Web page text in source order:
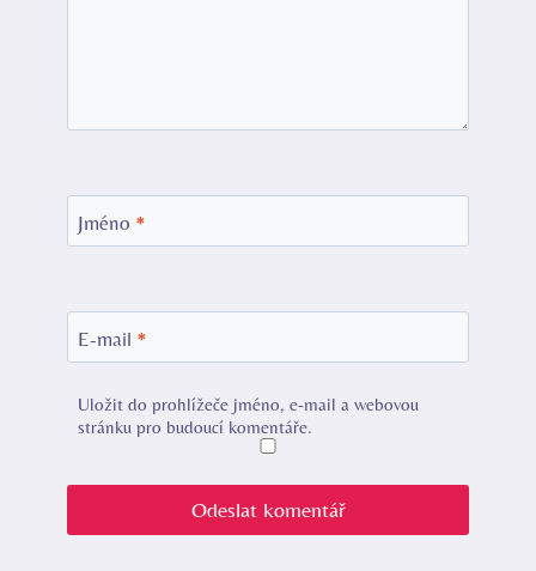
Jméno *
E-mail *
Uložit do prohlížeče jméno, e-mail a webovou
stránku pro budoucí komentáře.